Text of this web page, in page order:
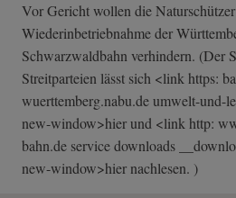
Vor Gericht wollen die
Wiederinbetriebnahme der
Schwarzwaldbahn verhindern. (Der
Streitparteien lässt sich <link https:
wuerttemberg.nabu.de umwelt-und-
new-window>hier und <link http:
bahn.de service downloads
new-window>hier nachlesen. )